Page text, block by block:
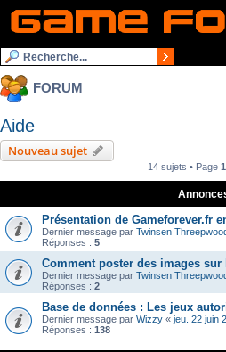
FORUM
Aide
Nouveau sujet
14 sujets • Page 1
Présentation de Gameforever.fr
Dernier message par Twinsen
Réponses : 5
Comment poster des images
Dernier message par Twinsen
Réponses : 2
Base de données : Les jeux
Dernier message par Wizzy « jeu. 22 juin
Réponses : 138